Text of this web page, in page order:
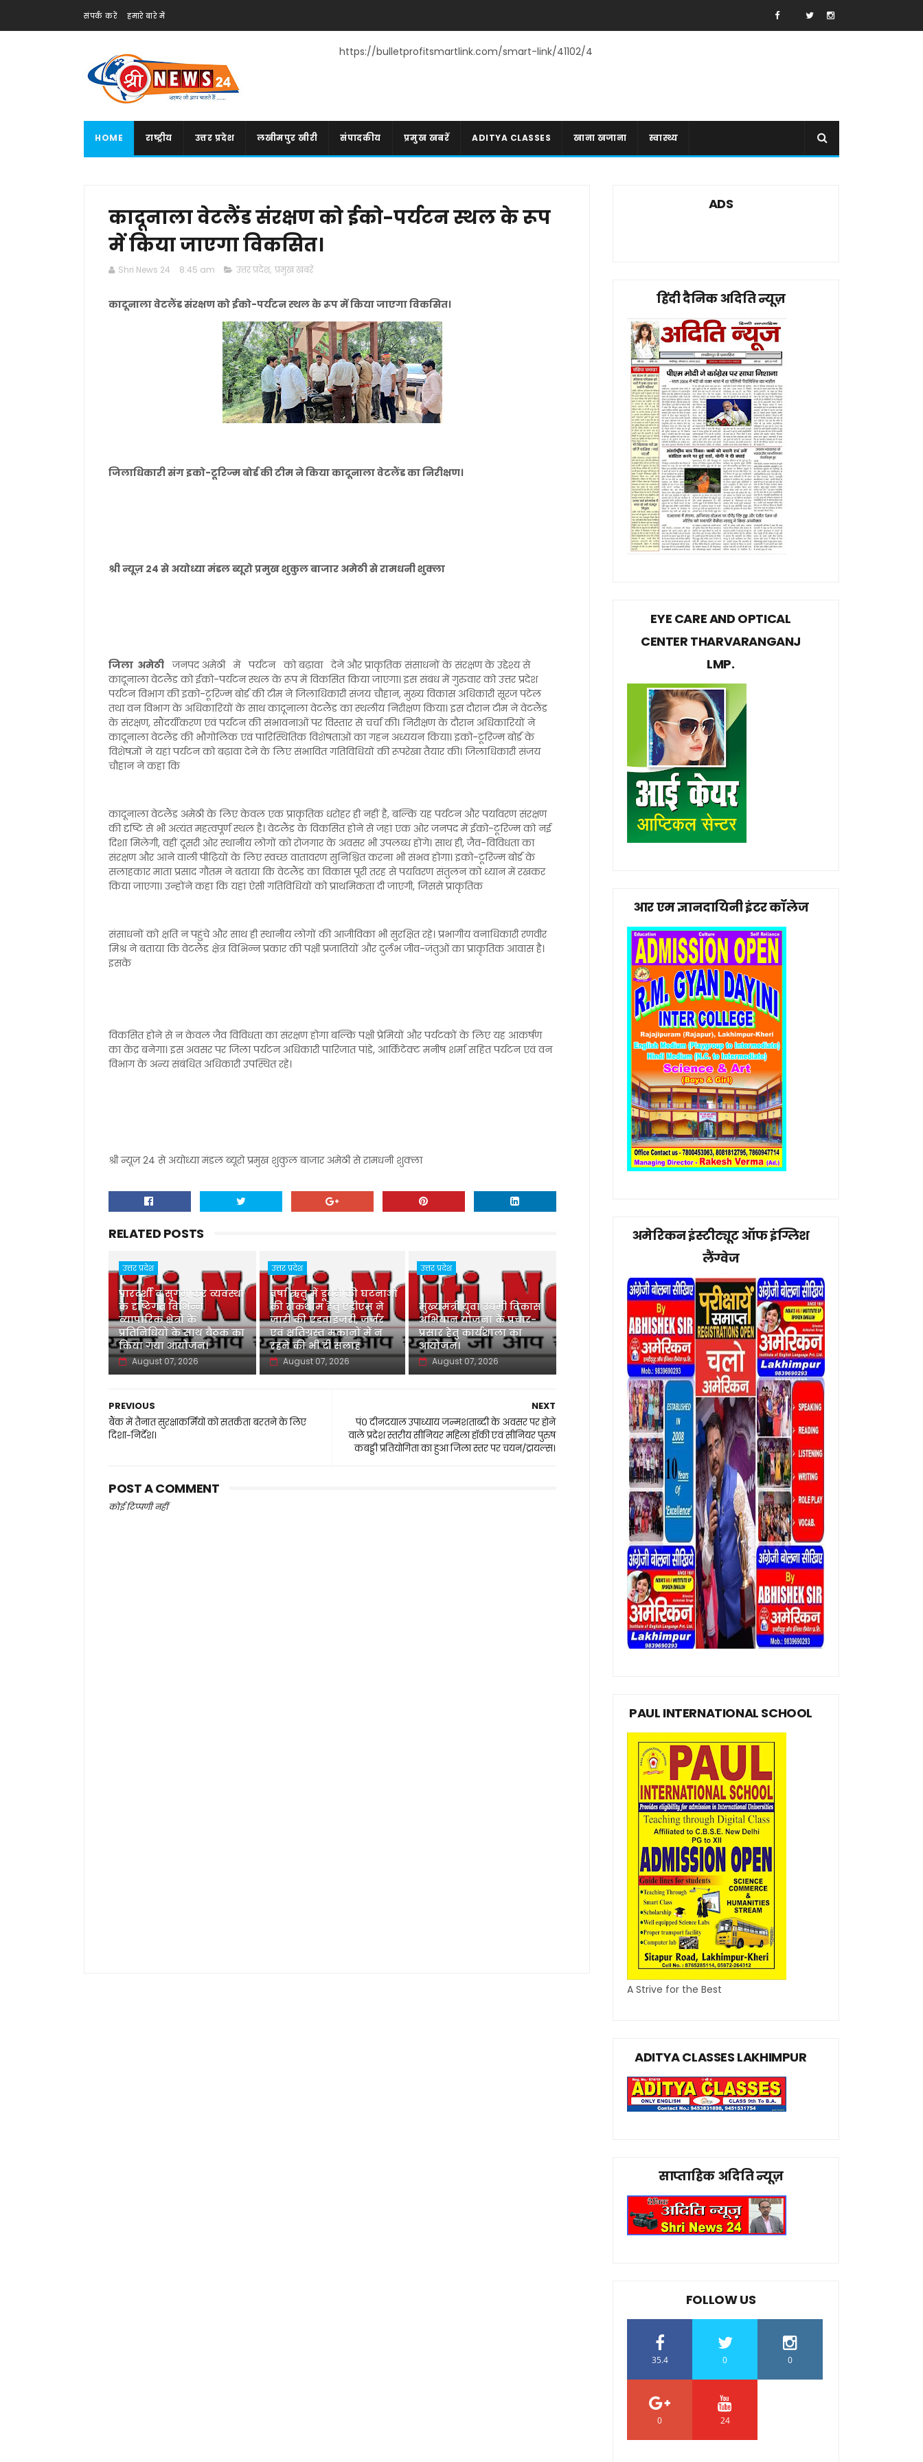
संपर्क करें हमारे बारे में
https://bulletprofitsmartlink.com/smart-link/41102/4
HOME राष्ट्रीय उत्तर प्रदेश लखीमपुर खीरी संपादकीय प्रमुख खबरें ADITYA CLASSES खाना खजाना स्वास्थ्य
कादूनाला वेटलैंड संरक्षण को ईको-पर्यटन स्थल के रूप
में किया जाएगा विकसित।
Shri News 24 8:45 am उत्तर प्रदेश, प्रमुख खबरें
कादूनाला वेटलैंड संरक्षण को ईको-पर्यटन स्थल के रूप में किया जाएगा विकसित।
जिलाधिकारी संग इको-टूरिज्म बोर्ड की टीम ने किया कादूनाला वेटलैंड का निरीक्षण।
श्री न्यूज़ 24 से अयोध्या मंडल ब्यूरो प्रमुख शुकुल बाजार अमेठी से रामधनी शुक्ला
जिला अमेठी जनपद अमेठी में पर्यटन को बढ़ावा देने और प्राकृतिक संसाधनों के संरक्षण के उद्देश्य से
कादूनाला वेटलैंड को ईको-पर्यटन स्थल के रूप में विकसित किया जाएगा। इस संबंध में गुरुवार को उत्तर प्रदेश
पर्यटन विभाग की इको-टूरिज्म बोर्ड की टीम ने जिलाधिकारी संजय चौहान, मुख्य विकास अधिकारी सूरज पटेल
तथा वन विभाग के अधिकारियों के साथ कादूनाला वेटलैंड का स्थलीय निरीक्षण किया। इस दौरान टीम ने वेटलैंड
के संरक्षण, सौंदर्यीकरण एवं पर्यटन की संभावनाओं पर विस्तार से चर्चा की। निरीक्षण के दौरान अधिकारियों ने
कादूनाला वेटलैंड की भौगोलिक एवं पारिस्थितिक विशेषताओं का गहन अध्ययन किया। इको-टूरिज्म बोर्ड के
विशेषज्ञों ने यहां पर्यटन को बढ़ावा देने के लिए संभावित गतिविधियों की रूपरेखा तैयार की। जिलाधिकारी संजय
चौहान ने कहा कि
कादूनाला वेटलैंड अमेठी के लिए केवल एक प्राकृतिक धरोहर ही नहीं है, बल्कि यह पर्यटन और पर्यावरण संरक्षण
की दृष्टि से भी अत्यंत महत्वपूर्ण स्थल है। वेटलैंड के विकसित होने से जहां एक ओर जनपद में ईको-टूरिज्म को नई
दिशा मिलेगी, वहीं दूसरी ओर स्थानीय लोगों को रोजगार के अवसर भी उपलब्ध होंगे। साथ ही, जैव-विविधता का
संरक्षण और आने वाली पीढ़ियों के लिए स्वच्छ वातावरण सुनिश्चित करना भी संभव होगा। इको-टूरिज्म बोर्ड के
सलाहकार माता प्रसाद गौतम ने बताया कि वेटलैंड का विकास पूरी तरह से पर्यावरण संतुलन को ध्यान में रखकर
किया जाएगा। उन्होंने कहा कि यहां ऐसी गतिविधियों को प्राथमिकता दी जाएगी, जिससे प्राकृतिक
संसाधनों को क्षति न पहुंचे और साथ ही स्थानीय लोगों की आजीविका भी सुरक्षित रहे। प्रभागीय वनाधिकारी रणवीर
मिश्र ने बताया कि वेटलैंड क्षेत्र विभिन्न प्रकार की पक्षी प्रजातियों और दुर्लभ जीव-जंतुओं का प्राकृतिक आवास है।
इसके
विकसित होने से न केवल जैव विविधता का संरक्षण होगा बल्कि पक्षी प्रेमियों और पर्यटकों के लिए यह आकर्षण
का केंद्र बनेगा। इस अवसर पर जिला पर्यटन अधिकारी पारिजात पांडे, आर्किटेक्ट मनीष शर्मा सहित पर्यटन एवं वन
विभाग के अन्य संबंधित अधिकारी उपस्थित रहे।
श्री न्यूज़ 24 से अयोध्या मंडल ब्यूरो प्रमुख शुकुल बाजार अमेठी से रामधनी शुक्ला
RELATED POSTS
उत्तर प्रदेश
पारदर्शी व सुगम कर व्यवस्था
के दृष्टिगत विभिन्न
व्यापारिक क्षेत्रों के
प्रतिनिधियों के साथ बैठक का
किया गया आयोजन।
August 07, 2026
उत्तर प्रदेश
वर्षा ऋतु में डूबने की घटनाओं
की रोकथाम हेतु एडीएम ने
जारी की एडवाइजरी, जर्जर
एवं क्षतिग्रस्त मकानों में न
रहने की भी दी सलाह
August 07, 2026
उत्तर प्रदेश
मुख्यमंत्री युवा उद्यमी विकास
अभियान योजना के प्रचार-
प्रसार हेतु कार्यशाला का
आयोजन।
August 07, 2026
NEXT
पं० दीनदयाल उपाध्याय जन्मशताब्दी के अवसर पर होने
वाले प्रदेश स्तरीय सीनियर महिला हॉकी एवं सीनियर पुरुष
कबड्डी प्रतियोगिता का हुआ जिला स्तर पर चयन/ट्रायल्स।
PREVIOUS
बैंक में तैनात सुरक्षाकर्मियों को सतर्कता बरतने के लिए
दिशा-निर्देश।
POST A COMMENT
कोई टिप्पणी नहीं
ADS
हिंदी दैनिक अदिति न्यूज़
EYE CARE AND OPTICAL
CENTER THARVARANGANJ
LMP.
आर एम ज्ञानदायिनी इंटर कॉलेज
अमेरिकन इंस्टीट्यूट ऑफ इंग्लिश
लैंग्वेज
PAUL INTERNATIONAL SCHOOL
A Strive for the Best
ADITYA CLASSES LAKHIMPUR
साप्ताहिक अदिति न्यूज़
FOLLOW US
35.4 0 0
0 24